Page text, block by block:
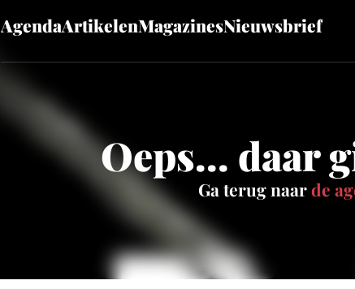
AgendaArtikelenMagazinesNieuwsbrief
Oeps... daar
Ga terug naarde